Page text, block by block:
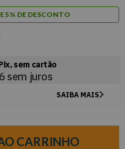
5% DE DESCONTO
CARRINHO